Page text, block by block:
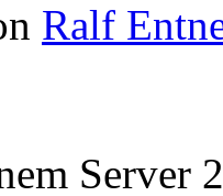
Ralf
Server